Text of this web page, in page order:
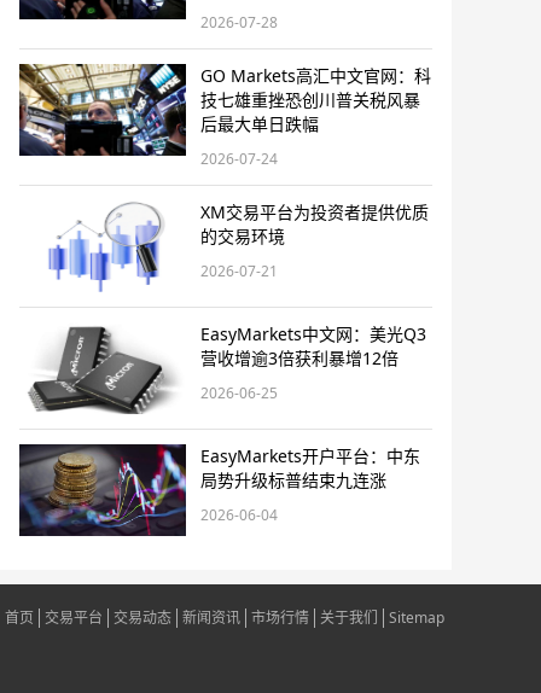
2026-07-28
GO Markets高汇中文官网：科
技七雄重挫恐创川普关税风暴
后最大单日跌幅
2026-07-24
XM交易平台为投资者提供优质
的交易环境
2026-07-21
EasyMarkets中文网：美光Q3
营收增逾3倍获利暴增12倍
2026-06-25
EasyMarkets开户平台：中东
局势升级标普结束九连涨
2026-06-04
首页 交易平台 交易动态 新闻资讯 市场行情 关于我们 Sitemap